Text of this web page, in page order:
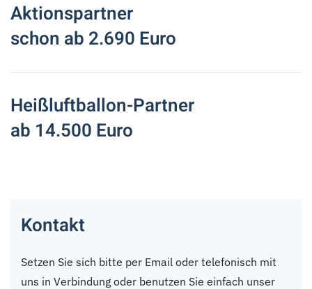
Aktionspartner
schon ab 2.690 Euro
Heißluftballon-Partner
ab 14.500 Euro
Kontakt
Setzen Sie sich bitte per Email oder telefonisch mit
uns in Verbindung oder benutzen Sie einfach unser